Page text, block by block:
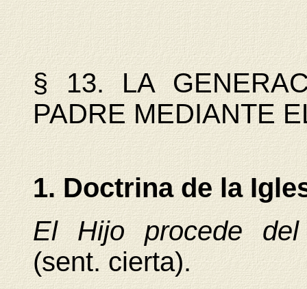
§ 13. LA
PADRE MEDIANTE
1. Doctrina de la
El Hijo procede del
(sent. cierta).